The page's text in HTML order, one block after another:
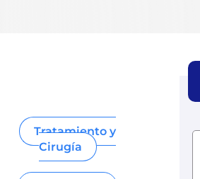
Tratamiento y
Cirugía